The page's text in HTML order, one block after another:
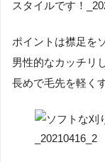
ポイントは襟足を
男性的なカッチリ
長めで毛先を軽く